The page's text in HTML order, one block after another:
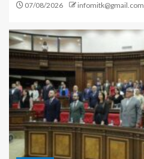
07/08/2026 infomitk@gmail.com